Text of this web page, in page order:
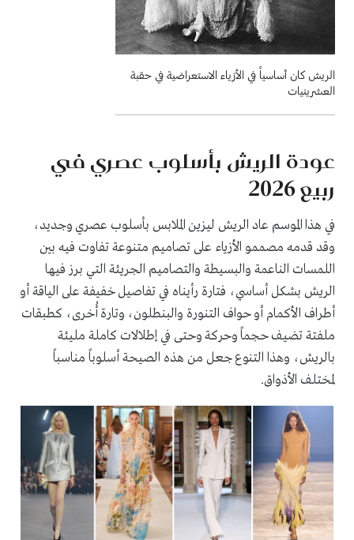
الريش كان أساسياً في الأزياء الاستعراضية في حقبة
العشرينيات
عودة الريش بأسلوب عصري في
ربيع 2026
في هذا الموسم عاد الريش ليزين الملابس بأسلوب عصري وجديد،
وقد قدمه مصممو الأزياء على تصاميم متنوعة تفاوت فيه بين
اللمسات الناعمة والبسيطة والتصاميم الجريئة التي برز فيها
الريش بشكل أساسي، فتارة رأيناه في تفاصيل خفيفة على الياقة أو
أطراف الأكمام أو حواف التنورة والبنطلون، وتارة أُخرى، كطبقات
ملفتة تضيف حجماً وحركة وحتى في إطلالات كاملة مليئة
بالريش، وهذا التنوع جعل من هذه الصيحة أسلوباً مناسباً
لمختلف الأذواق.